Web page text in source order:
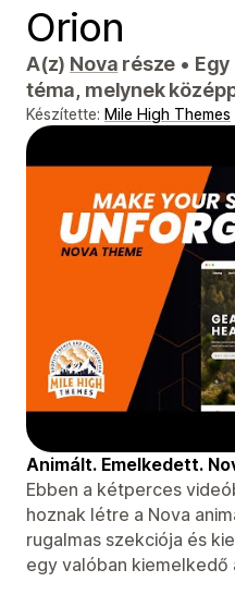
Orion
A(z) Nova része •
téma, melynek
Készítette: Mile High Themes
Animált. Emelkedett.
Ebben a kétperces
hoznak létre a Nova
rugalmas szekciója és
egy valóban kiemelkedő